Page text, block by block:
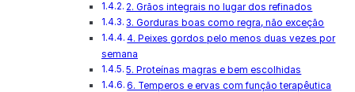
2. Grãos integrais no lugar dos refinados
3. Gorduras boas como regra, não exceção
4. Peixes gordos pelo menos duas vezes por
semana
5. Proteínas magras e bem escolhidas
6. Temperos e ervas com função terapêutica